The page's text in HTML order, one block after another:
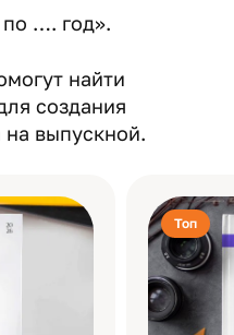
…. год».
найти
создания
на выпускной.
Топ